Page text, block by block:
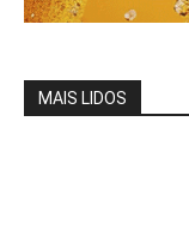
MAIS LIDOS